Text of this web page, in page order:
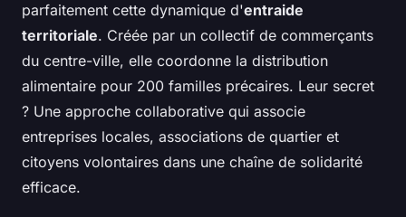
parfaitement cette dynamique d'entraide
territoriale. Créée par un collectif de commerçants
du centre-ville, elle coordonne la distribution
alimentaire pour 200 familles précaires. Leur secret
? Une approche collaborative qui associe
entreprises locales, associations de quartier et
citoyens volontaires dans une chaîne de solidarité
efficace.